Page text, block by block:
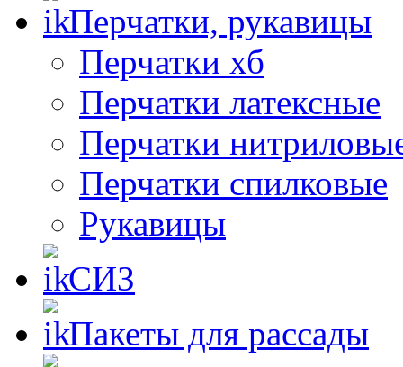
Перчатки, рукавицы
Перчатки хб
Перчатки латексные
Перчатки
Перчатки спилковые
Рукавицы
СИЗ
Пакеты для рассады